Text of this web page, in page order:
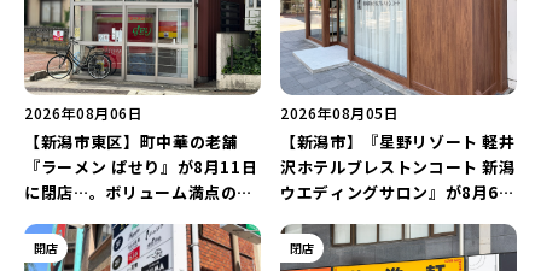
2026年08月06日
【新潟市東区】町中華の老舗
『ラーメン ぱせり』が8月11日
に閉店…。ボリューム満点の名
2026年08月05日
【新潟市】『星野リゾート 軽井
沢ホテルブレストンコート 新潟
ウエディングサロン』が8月6日
グを万代で相談しよう♪
開店 閉店